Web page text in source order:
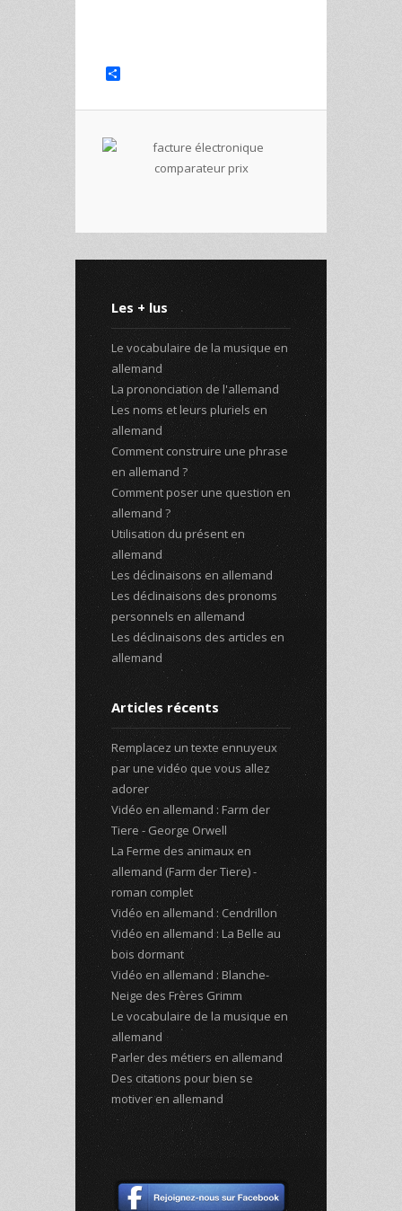
Les + lus
Le vocabulaire de la musique en
allemand
La prononciation de l'allemand
Les noms et leurs pluriels en
allemand
Comment construire une phrase
en allemand ?
Comment poser une question en
allemand ?
Utilisation du présent en
allemand
Les déclinaisons en allemand
Les déclinaisons des pronoms
personnels en allemand
Les déclinaisons des articles en
allemand
Articles récents
Remplacez un texte ennuyeux
par une vidéo que vous allez
adorer
Vidéo en allemand : Farm der
Tiere - George Orwell
La Ferme des animaux en
allemand (Farm der Tiere) -
roman complet
Vidéo en allemand : Cendrillon
Vidéo en allemand : La Belle au
bois dormant
Vidéo en allemand : Blanche-
Neige des Frères Grimm
Le vocabulaire de la musique en
allemand
Parler des métiers en allemand
Des citations pour bien se
motiver en allemand